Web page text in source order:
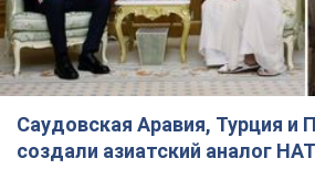
8.08.2026 00:22 4,5 т.
В Прикарпатье после
жары прошел сильный ливень:
дороги превратились в реки.